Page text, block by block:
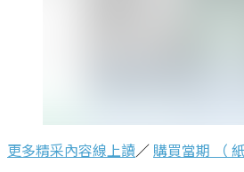
更多精采內容線上讀／購買當期 （